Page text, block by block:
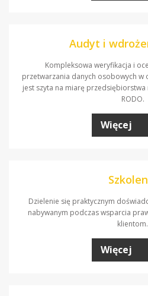
Audyt i
Kompleksowa weryfikacja i
przetwarzania danych osobowych
jest szyta na miarę
RODO.
Więcej
Dzielenie się praktycznym
nabywanym podczas wsparcia
klientom.
Więcej